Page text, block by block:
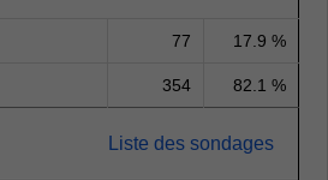
77 17.9 %
354 82.1 %
Liste des sondages